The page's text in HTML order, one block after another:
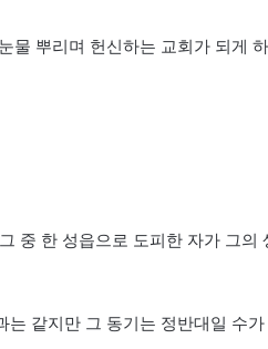
물 뿌리며 헌신하는 교회가 되게 하
중 한 성읍으로 도피한 자가 그의
는 같지만 그 동기는 정반대일 수가